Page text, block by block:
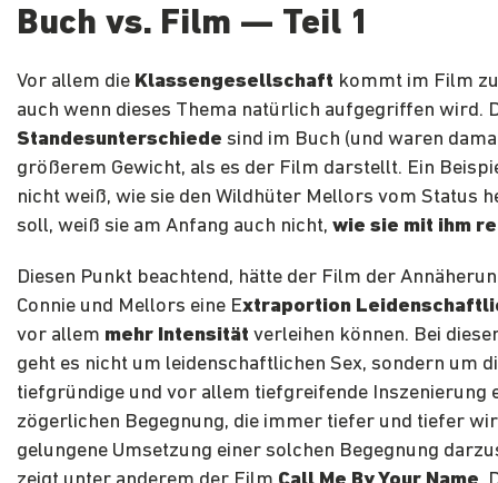
Buch vs. Film — Teil 1
Vor allem die Klassengesellschaft kommt im Film
auch wenn dieses Thema natürlich aufgegriffen wird.
Standesunterschiede sind im Buch (und waren
größerem Gewicht, als es der Film darstellt. Ein
nicht weiß, wie sie den Wildhüter Mellors vom Status
soll, weiß sie am Anfang auch nicht, wie sie mit ihm
Diesen Punkt beachtend, hätte der Film der
Connie und Mellors eine Extraportion
vor allem mehr Intensität verleihen können. Bei
geht es nicht um leidenschaftlichen Sex, sondern um
tiefgründige und vor allem tiefgreifende Inszenierung
zögerlichen Begegnung, die immer tiefer und tiefer
gelungene Umsetzung einer solchen Begegnung